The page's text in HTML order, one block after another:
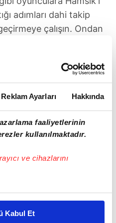
Reklam Ayarları Hakkında
faaliyetlerinin
kullanılmaktadır.
ve cihazlarını
sizlere özel
Bunu yaparken
Kabul Et
adımları dahi takip
çalışın. Ondan
ifadelerini